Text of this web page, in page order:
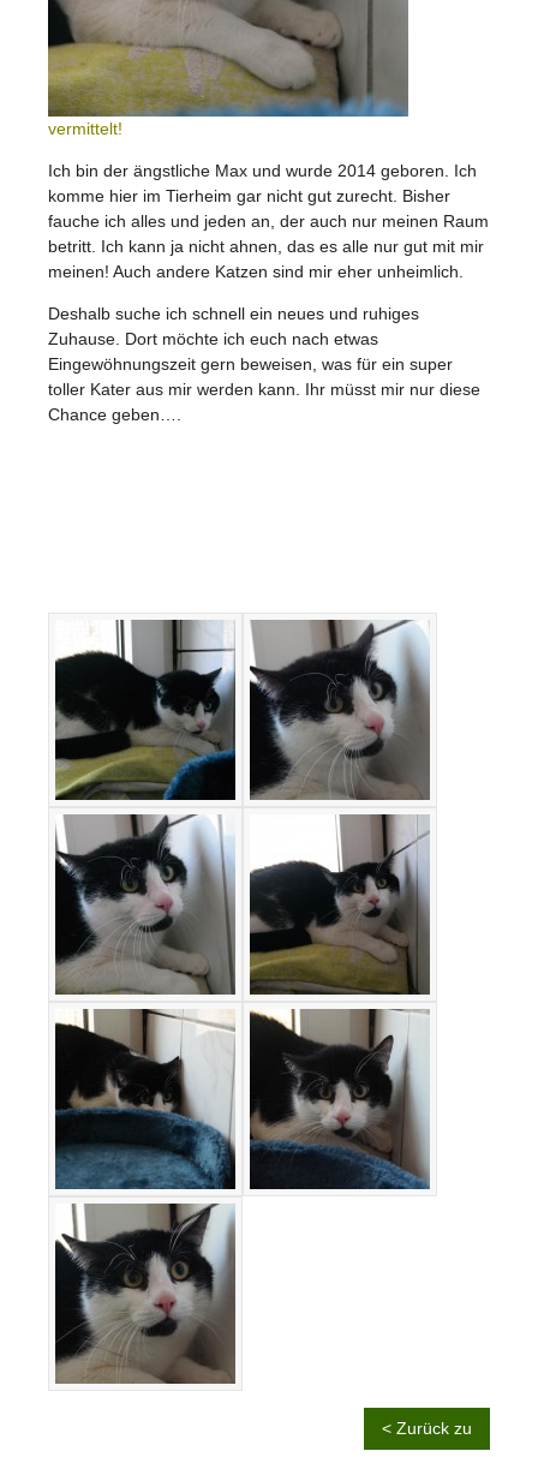
vermittelt!
Ich bin der ängstliche Max und wurde 2014 geboren. Ich
komme hier im Tierheim gar nicht gut zurecht. Bisher
fauche ich alles und jeden an, der auch nur meinen Raum
betritt. Ich kann ja nicht ahnen, das es alle nur gut mit mir
meinen! Auch andere Katzen sind mir eher unheimlich.
Deshalb suche ich schnell ein neues und ruhiges
Zuhause. Dort möchte ich euch nach etwas
Eingewöhnungszeit gern beweisen, was für ein super
toller Kater aus mir werden kann. Ihr müsst mir nur diese
Chance geben….
< Zurück zu